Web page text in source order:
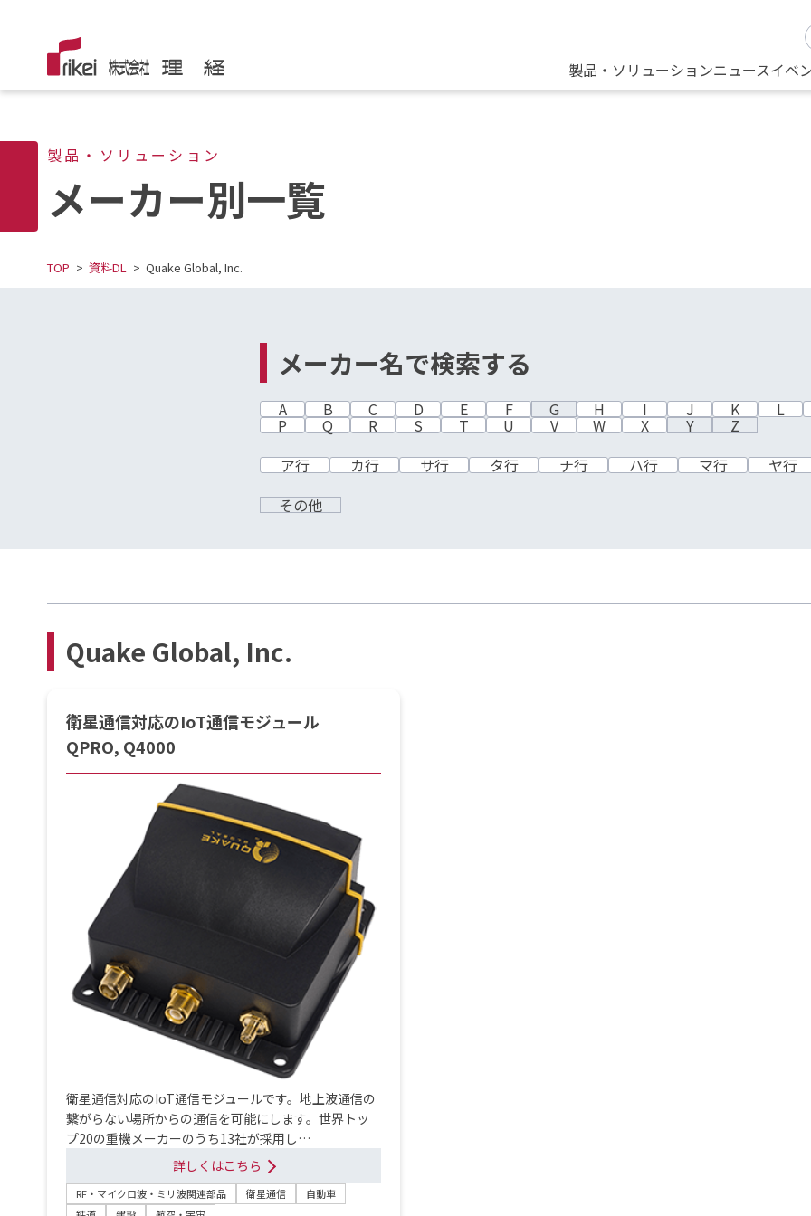
製品・ソリューションニュースイベ
製品・ソリューション
メーカー別一覧
TOP 資料DL Quake Global, Inc.
メーカー名で検索する
A B C D E F G H I J K L
P Q R S T U V W X Y
Z
ア行
カ行 サ行 タ行 ナ行 ハ行 マ行 ヤ行
その他
Quake Global, Inc.
衛星通信対応のIoT通信モジュール
QPRO, Q4000
衛星通信対応のIoT通信モジュールです。地上波通信の
繋がらない場所からの通信を可能にします。世界トッ
プ20の重機メーカーのうち13社が採用し…
詳しくはこちら
RF・マイクロ波・ミリ波関連部品 衛星通信
自動車